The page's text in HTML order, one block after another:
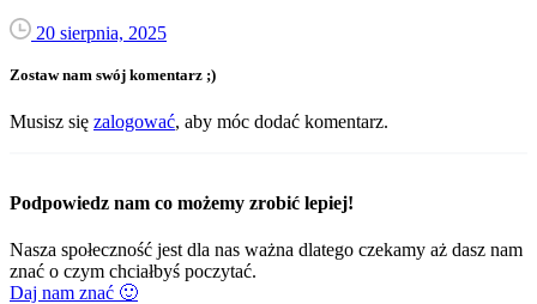
20 sierpnia, 2025
Zostaw nam swój komentarz ;)
Musisz się zalogować, aby móc dodać komentarz.
Podpowiedz nam co możemy zrobić lepiej!
Nasza społeczność jest dla nas ważna dlatego czekamy aż dasz nam
znać o czym chciałbyś poczytać.
Daj nam znać 🙂